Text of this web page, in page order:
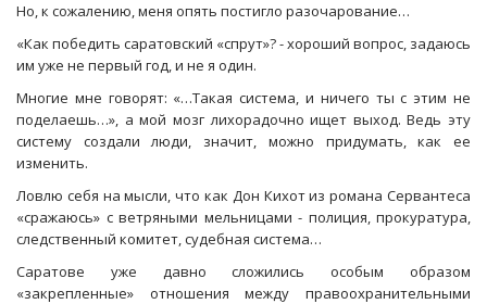
Но, к сожалению, меня опять постигло разочарование…
«Как победить саратовский «спрут»? - хороший вопрос, задаюсь
им уже не первый год, и не я один.
Многие мне говорят: «…Такая система, и ничего ты с этим не
поделаешь…», а мой мозг лихорадочно ищет выход. Ведь эту
систему создали люди, значит, можно придумать, как ее
изменить.
Ловлю себя на мысли, что как Дон Кихот из романа Сервантеса
«сражаюсь» с ветряными мельницами - полиция, прокуратура,
следственный комитет, судебная система…
Саратове уже давно сложились особым образом
«закрепленные» отношения между правоохранительными